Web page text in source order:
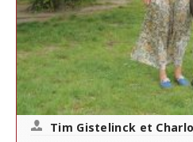
Tim Gistelinck et